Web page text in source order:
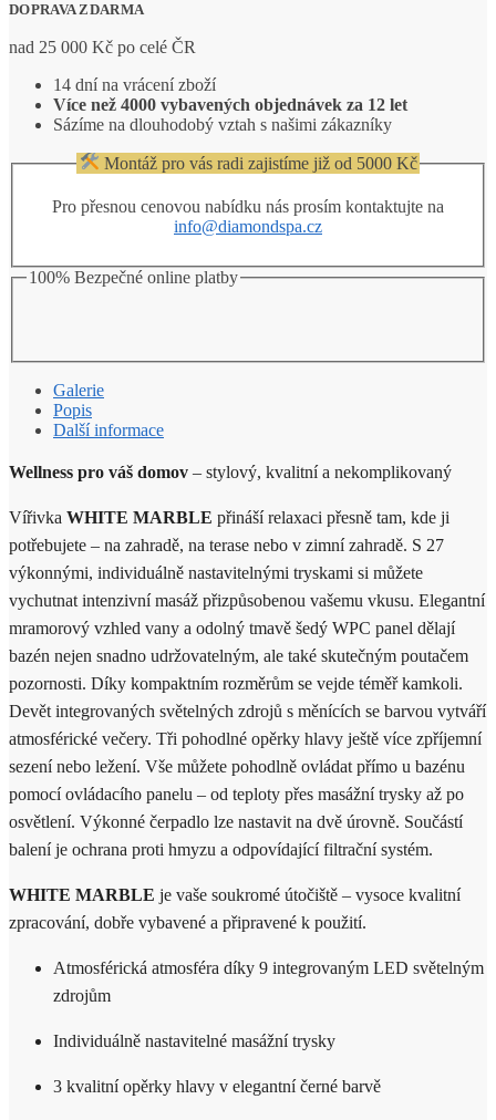
DOPRAVA ZDARMA
nad 25 000 Kč po celé ČR
14 dní na vrácení zboží
Více než 4000 vybavených objednávek za 12 let
Sázíme na dlouhodobý vztah s našimi zákazníky
Montáž pro vás radi zajistíme již od 5000 Kč
Pro přesnou cenovou nabídku nás prosím kontaktujte na
info@diamondspa.cz
100% Bezpečné online platby
Galerie
Popis
Další informace
Wellness pro váš domov – stylový, kvalitní a nekomplikovaný
Vířivka WHITE MARBLE přináší relaxaci přesně tam, kde ji
potřebujete – na zahradě, na terase nebo v zimní zahradě. S 27
výkonnými, individuálně nastavitelnými tryskami si můžete
vychutnat intenzivní masáž přizpůsobenou vašemu vkusu. Elegantní
mramorový vzhled vany a odolný tmavě šedý WPC panel dělají
bazén nejen snadno udržovatelným, ale také skutečným poutačem
pozornosti. Díky kompaktním rozměrům se vejde téměř kamkoli.
Devět integrovaných světelných zdrojů s měnících se barvou vytváří
atmosférické večery. Tři pohodlné opěrky hlavy ještě více zpříjemní
sezení nebo ležení. Vše můžete pohodlně ovládat přímo u bazénu
pomocí ovládacího panelu – od teploty přes masážní trysky až po
osvětlení. Výkonné čerpadlo lze nastavit na dvě úrovně. Součástí
balení je ochrana proti hmyzu a odpovídající filtrační systém.
WHITE MARBLE je vaše soukromé útočiště – vysoce kvalitní
zpracování, dobře vybavené a připravené k použití.
Atmosférická atmosféra díky 9 integrovaným LED světelným
zdrojům
Individuálně nastavitelné masážní trysky
3 kvalitní opěrky hlavy v elegantní černé barvě